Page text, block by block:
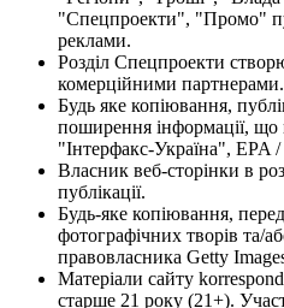
"Спецпроекти", "Промо"
реклами.
Розділ Спецпроекти
комерційними партнерами.
Будь яке копіювання,
поширення інформації, що
"Інтерфакс-Україна", EPA
Власник веб-сторінки в
публікації.
Будь-яке копіювання,
фотографічних творів та/
правовласника Getty
Матеріали сайту
старше 21 року (21+).